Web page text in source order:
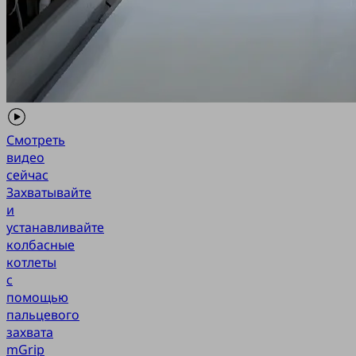
Смотреть
видео
сейчас
Захватывайте
и
устанавливайте
колбасные
котлеты
с
помощью
пальцевого
захвата
mGrip